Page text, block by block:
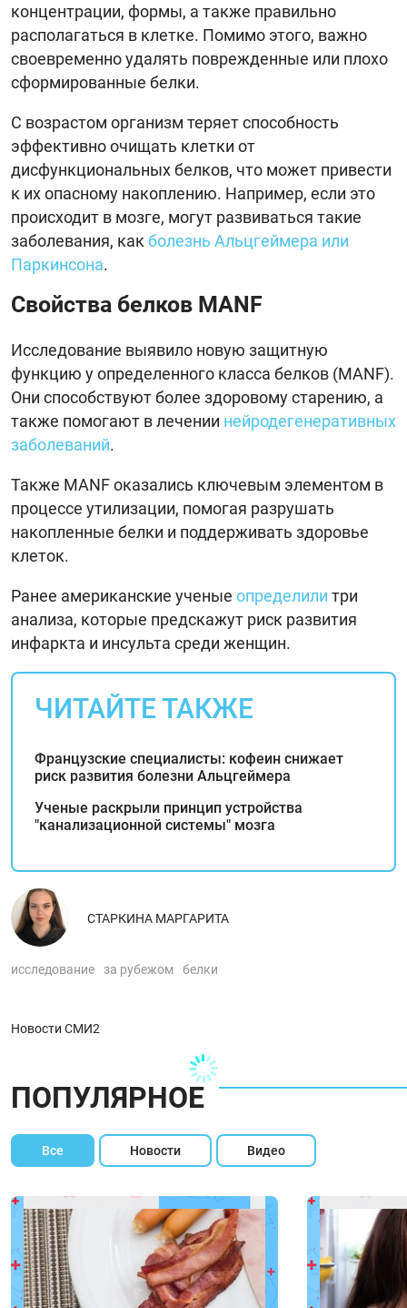
концентрации, формы, а также правильно
располагаться в клетке. Помимо этого, важно
своевременно удалять поврежденные или плохо
сформированные белки.
С возрастом организм теряет способность
эффективно очищать клетки от
дисфункциональных белков, что может привести
к их опасному накоплению. Например, если это
происходит в мозге, могут развиваться такие
заболевания, как болезнь Альцгеймера или
Паркинсона.
Свойства белков MANF
Исследование выявило новую защитную
функцию у определенного класса белков (MANF).
Они способствуют более здоровому старению, а
также помогают в лечении нейродегенеративных
заболеваний.
Также MANF оказались ключевым элементом в
процессе утилизации, помогая разрушать
накопленные белки и поддерживать здоровье
клеток.
Ранее американские ученые определили три
анализа, которые предскажут риск развития
инфаркта и инсульта среди женщин.
ЧИТАЙТЕ ТАКЖЕ
Французские специалисты: кофеин снижает
риск развития болезни Альцгеймера
Ученые раскрыли принцип устройства
"канализационной системы" мозга
СТАРКИНА МАРГАРИТА
исследование за рубежом белки
Новости СМИ2
ПОПУЛЯРНОЕ
Все Новости Видео